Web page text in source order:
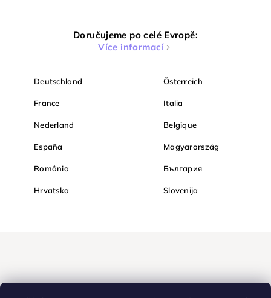
Doručujeme po celé Evropě:
Více informací
Deutschland Österreich
France Italia
Nederland Belgique
España Magyarország
România България
Hrvatska Slovenija